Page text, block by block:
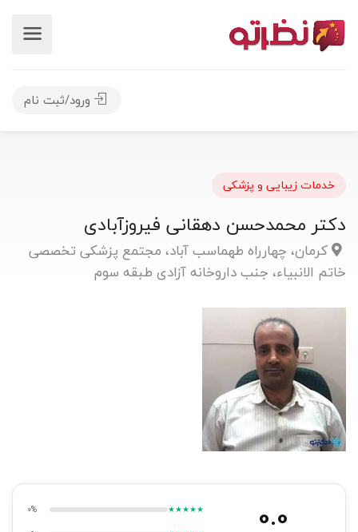
ورود/ثبت نام
خدمات زیبایی و پزشکی
دکتر محمدحسن دهقانی فیروزآبادی
کرمان، چهارراه طهماسب آباد، مجتمع پزشکی تخصصی
خاتم الانبیاء، جنب داروخانه آزادی طبقه سوم
0.0
★★★★★
0%